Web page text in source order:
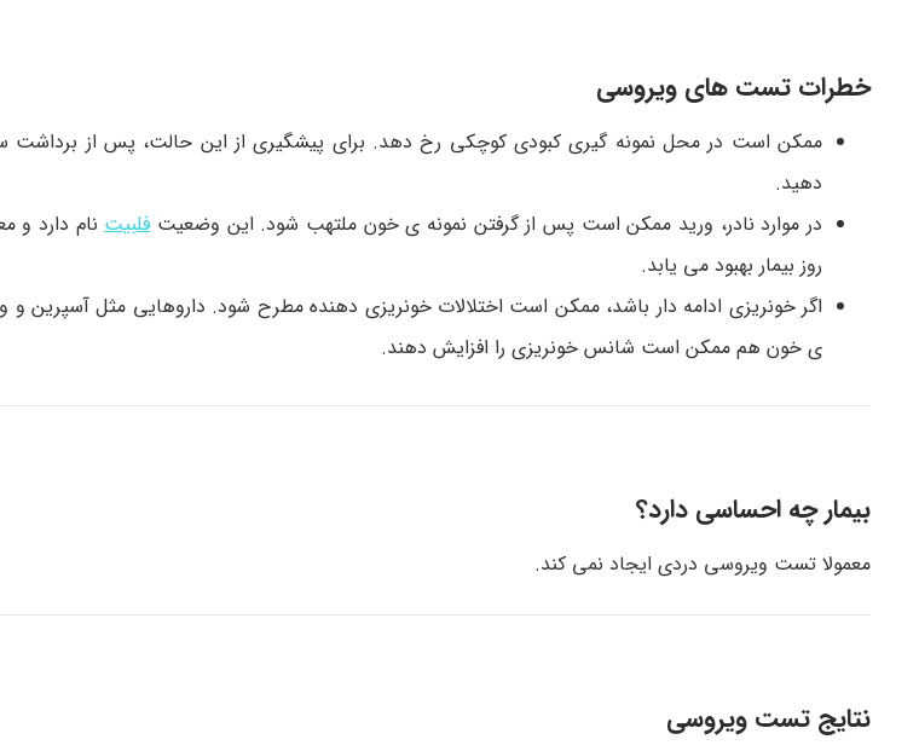
خطرات تست های ویروسی
ممکن است در محل نمونه گیری کبودی کوچکی رخ دهد. برای پیشگیری از این حالت، پس از برداشت
دهید.
در موارد نادر، ورید ممکن است پس از گرفتن نمونه ی خون ملتهب شود. این وضعیتفلبیتنام دارد و
روز بیمار بهبود می یابد.
اگر خونریزی ادامه دار باشد، ممکن است اختلالات خونریزی دهنده مطرح شود. داروهایی مثل آسپرین و
ی خون هم ممکن است شانس خونریزی را افزایش دهند.
بیمار چه احساسی دارد؟
معمولا تست ویروسی دردی ایجاد نمی کند.
نتایج تست ویروسی